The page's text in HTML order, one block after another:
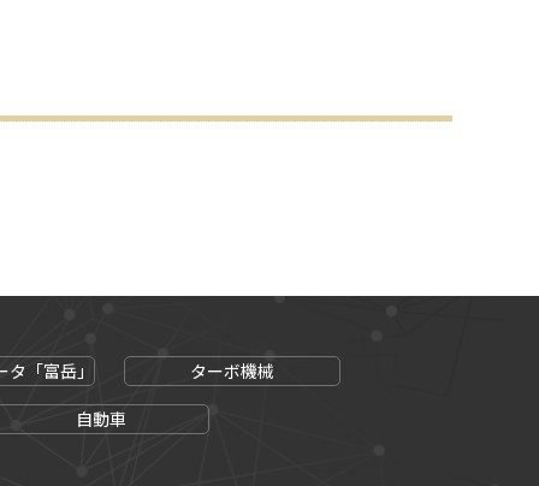
「富岳」 ターボ機械
自動車